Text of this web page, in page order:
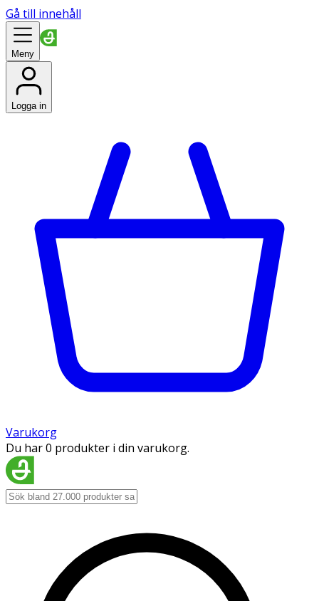
Gå till innehåll
Meny
Logga in
Varukorg
Du har 0 produkter i din varukorg.